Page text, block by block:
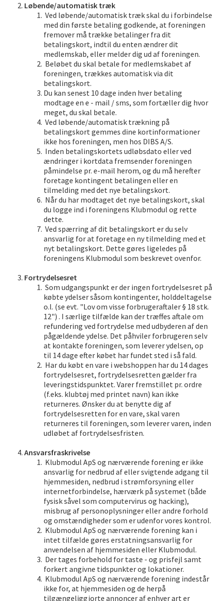
Løbende/automatisk træk
Ved løbende/automatisk træk skal du i forbindelse
med din første betaling godkende, at foreningen
fremover må trække betalinger fra dit
betalingskort, indtil du enten ændrer dit
medlemskab, eller melder dig ud af foreningen.
Beløbet du skal betale for medlemskabet af
foreningen, trækkes automatisk via dit
betalingskort.
Du kan senest 10 dage inden hver betaling
modtage en e - mail / sms, som fortæller dig hvor
meget, du skal betale.
Ved løbende/automatisk trækning på
betalingskort gemmes dine kortinformationer
ikke hos foreningen, men hos DIBS A/S.
Inden betalingskortets udløbsdato eller ved
ændringer i kortdata fremsender foreningen
påmindelse pr. e-mail herom, og du må herefter
foretage kontingent betalingen eller en
tilmelding med det nye betalingskort.
Når du har modtaget det nye betalingskort, skal
du logge ind i foreningens Klubmodul og rette
dette.
Ved spærring af dit betalingskort er du selv
ansvarlig for at foretage en ny tilmelding med et
nyt betalingskort. Dette gøres ligeledes på
foreningens Klubmodul som beskrevet ovenfor.
Fortrydelsesret
Som udgangspunkt er der ingen fortrydelsesret på
købte ydelser såsom kontingenter, holddeltagelse
o.l. (se evt. "Lov om visse forbrugeraftaler § 18 stk.
12") . I særlige tilfælde kan der træffes aftale om
refundering ved fortrydelse med udbyderen af den
pågældende ydelse. Det påhviler forbrugeren selv
at kontakte foreningen, som leverer ydelsen, op
til 14 dage efter købet har fundet sted i så fald.
Har du købt en vare i webshoppen har du 14 dages
fortrydelsesret, fortrydelsesretten gælder fra
leveringstidspunktet. Varer fremstillet pr. ordre
(f.eks. klubtøj med printet navn) kan ikke
returneres. Ønsker du at benytte dig af
fortrydelsesretten for en vare, skal varen
returneres til foreningen, som leverer varen, inden
udløbet af fortrydelsesfristen.
Ansvarsfraskrivelse
Klubmodul ApS og nærværende forening er ikke
ansvarlig for nedbrud af eller svigtende adgang til
hjemmesiden, nedbrud i strømforsyning eller
internetforbindelse, hærværk på systemet (både
fysisk såvel som computervirus og hacking),
misbrug af personoplysninger eller andre forhold
og omstændigheder som er udenfor vores kontrol.
Klubmodul ApS og nærværende forening kan i
intet tilfælde gøres erstatningsansvarlig for
anvendelsen af hjemmesiden eller Klubmodul.
Der tages forbehold for taste - og prisfejl samt
forkert angivne tidspunkter og lokationer.
Klubmodul ApS og nærværende forening indestår
ikke for, at hjemmesiden og de herpå
tilgængeliggjorte annoncer af enhver art er